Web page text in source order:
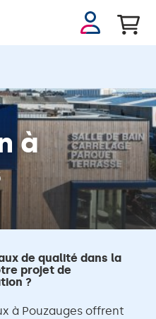
Se
connecter
à
de qualité dans la
projet de
?
à Pouzauges offrent